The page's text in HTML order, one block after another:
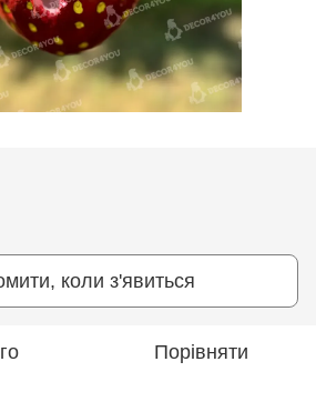
коли з'явиться
Порівняти